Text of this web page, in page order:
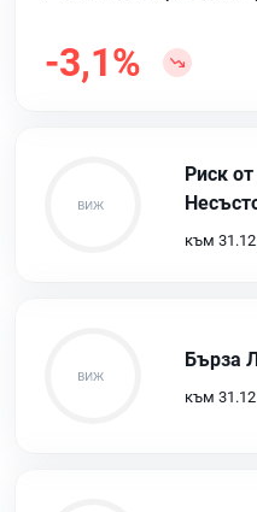
-3,1%
Риск
към
Бърза
към